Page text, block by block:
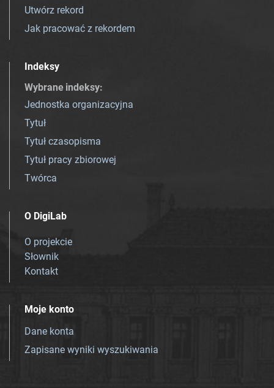
Utwórz rekord
Jak pracować z rekordem
Indeksy
Wybrane indeksy:
Jednostka organizacyjna
Tytuł
Tytuł czasopisma
Tytuł pracy zbiorowej
Twórca
O DigiLab
O projekcie
Słownik
Kontakt
Moje konto
Dane konta
Zapisane wyniki wyszukiwania